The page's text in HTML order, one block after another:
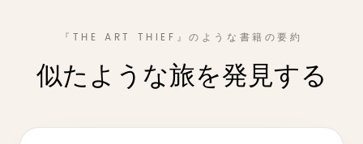
『THE ART THIEF』のような書籍の要約
似たような旅を発見する